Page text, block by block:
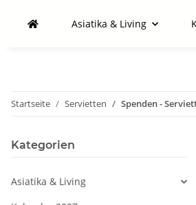
Asiatika & Living
Startseite Servietten Spenden -
Kategorien
Asiatika & Living